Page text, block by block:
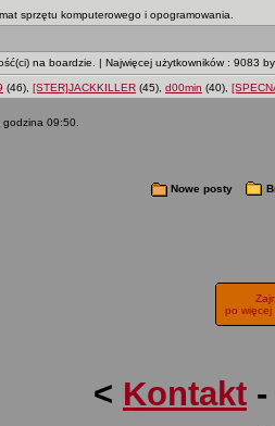
sprzętu komputerowego i opogramowania.
na boardzie. | Najwięcej użytkowników : 9083
(46), [STER]JACKKILLER (45), d00min (40),
09:50.
Nowe posty
po więcej
< Kontakt